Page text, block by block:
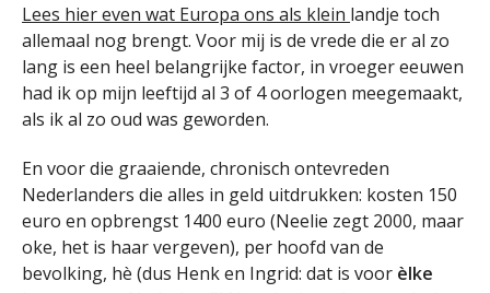
Lees hier even wat Europa ons als klein landje toch
allemaal nog brengt. Voor mij is de vrede die er al zo
lang is een heel belangrijke factor, in vroeger eeuwen
had ik op mijn leeftijd al 3 of 4 oorlogen meegemaakt,
als ik al zo oud was geworden.
En voor die graaiende, chronisch ontevreden
Nederlanders die alles in geld uitdrukken: kosten 150
euro en opbrengst 1400 euro (Neelie zegt 2000, maar
oke, het is haar vergeven), per hoofd van de
bevolking, hè (dus Henk en Ingrid: dat is voor èlke